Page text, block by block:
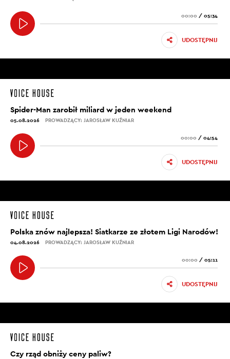
00:00 / 05:34
UDOSTĘPNIJ
Spider-Man zarobił miliard w jeden weekend
05.08.2026 PROWADZĄCY: JAROSŁAW KUŹNIAR
00:00 / 04:54
UDOSTĘPNIJ
Polska znów najlepsza! Siatkarze ze złotem Ligi Narodów!
04.08.2026 PROWADZĄCY: JAROSŁAW KUŹNIAR
00:00 / 05:11
UDOSTĘPNIJ
Czy rząd obniży ceny paliw?